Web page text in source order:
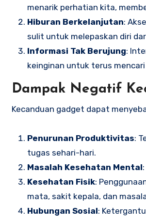
menarik perhatian kita,
Hiburan Berkelanjutan:
sulit untuk melepaskan diri
Informasi Tak Berujung:
keinginan untuk terus
Dampak Negatif
Kecanduan gadget dapat
Penurunan Produktivitas:
tugas sehari-hari.
Masalah Kesehatan Mental
Kesehatan Fisik:
mata, sakit kepala, dan
Hubungan Sosial: